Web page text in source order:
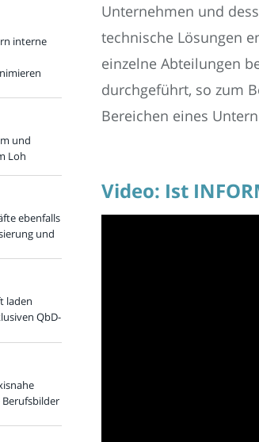
Unternehmen und
technische Lösungen
einzelne Abteilungen
durchgeführt, so zum
Bereichen eines
Video: Ist
interne
und
Loh
ebenfalls
und
laden
QbD-